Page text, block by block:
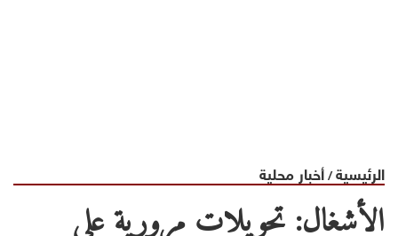
الرئيسية/أخبار محلية
الأشغال: تحويلات مرورية على